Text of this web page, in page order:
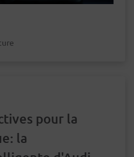
pour la
la